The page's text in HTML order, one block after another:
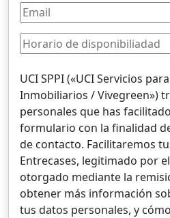
UCI SPPI («UCI Servicios
Inmobiliarios / Vivegreen»)
personales que has
formulario con la finalidad
de contacto. Facilitaremos
Entrecases, legitimado por
otorgado mediante la
obtener más información
tus datos personales, y